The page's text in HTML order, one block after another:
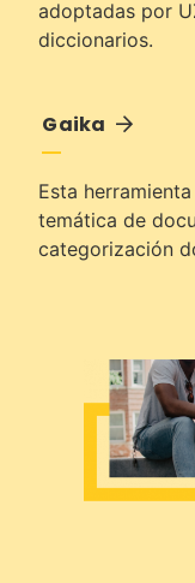
adoptadas por
diccionarios.
Gaika
Esta
temática de
categorización